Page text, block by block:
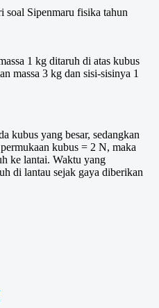
soal Sipenmaru fisika tahun
1 kg ditaruh di atas kubus
massa 3 kg dan sisi-sisinya 1
kubus yang besar, sedangkan
kubus = 2 N, maka
ke lantai. Waktu yang
di lantau sejak gaya diberikan